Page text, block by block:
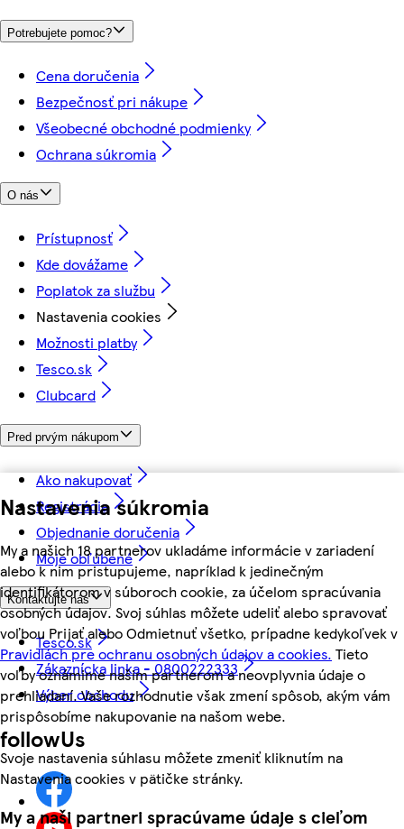
Nastavenia súkromia
My a našich 18 partnerov ukladáme informácie v zariadení
alebo k nim pristupujeme, napríklad k jedinečným
identifikátorom v súboroch cookie, za účelom spracúvania
osobných údajov. Svoj súhlas môžete udeliť alebo spravovať
voľbou Prijať alebo Odmietnuť všetko, prípadne kedykoľvek v
Pravidlách pre ochranu osobných údajov a cookies. Tieto
voľby oznámime našim partnerom a neovplyvnia údaje o
prehliadaní. Vaše rozhodnutie však zmení spôsob, akým vám
prispôsobíme nakupovanie na našom webe.
Svoje nastavenia súhlasu môžete zmeniť kliknutím na
Nastavenia cookies v pätičke stránky.
My a naši partneri spracúvame údaje s cieľom
Potrebujete pomoc?
Cena doručenia
Bezpečnosť pri nákupe
Všeobecné obchodné podmienky
Ochrana súkromia
O nás
Prístupnosť
Kde dovážame
Poplatok za službu
Nastavenia cookies
Možnosti platby
Tesco.sk
Clubcard
Pred prvým nákupom
Ako nakupovať
Registrácia
Objednanie doručenia
Moje obľúbené
Kontaktujte nás
Tesco.sk
Zákaznícka linka - 0800222333
Výber obchodu
followUs